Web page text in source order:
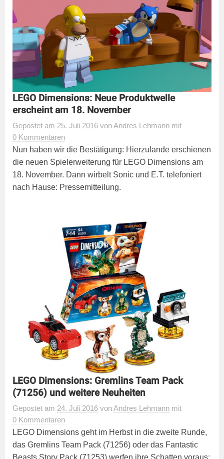
LEGO Dimensions: Neue Produktwelle
erscheint am 18. November
Gepostet am 25. Juli 2016 vonAndres Lehmann mit
0 Kommentaren
Nun haben wir die Bestätigung: Hierzulande erschienen
die neuen Spielerweiterung für LEGO Dimensions am
18. November. Dann wirbelt Sonic und E.T. telefoniert
nach Hause: Pressemitteilung.
LEGO Dimensions: Gremlins Team Pack
(71256) und weitere Neuheiten
Gepostet am 24. Juli 2016 vonAndres Lehmann mit
0 Kommentaren
LEGO Dimensions geht im Herbst in die zweite Runde,
das Gremlins Team Pack (71256) oder das Fantastic
Beasts Story Pack (71253) werfen ihre Schatten voraus: